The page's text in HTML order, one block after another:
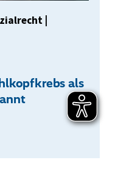
|
als